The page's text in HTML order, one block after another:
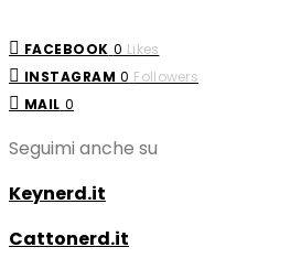
FACEBOOK 0 Likes
INSTAGRAM 0 Followers
MAIL 0
Seguimi anche su
Keynerd.it
Cattonerd.it